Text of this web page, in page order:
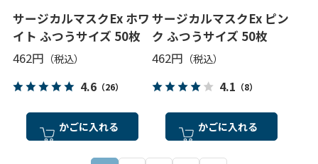
サージカルマスクEx ホワ
イト ふつうサイズ 50枚
462円
4.6（26）
かごに入れる
サージカルマスクEx ピン
ク ふつうサイズ 50枚
462円
4.1 （8）
かごに入れる